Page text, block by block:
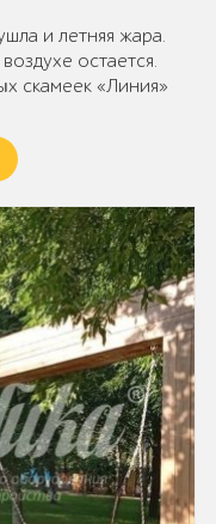
и летняя жара.
остается.
скамеек «Линия»